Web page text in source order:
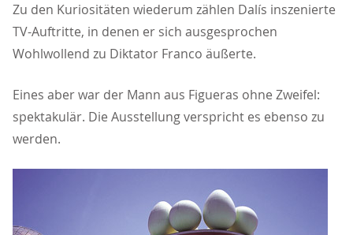
Zu den Kuriositäten wiederum zählen Dalís inszenierte
TV-Auftritte, in denen er sich ausgesprochen
Wohlwollend zu Diktator Franco äußerte.
Eines aber war der Mann aus Figueras ohne Zweifel:
spektakulär. Die Ausstellung verspricht es ebenso zu
werden.